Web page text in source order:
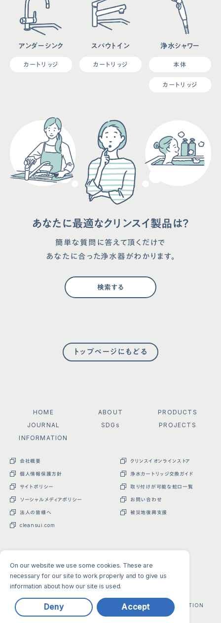
アンダーシンク
カートリッジ
スパウトイン
カートリッジ
浄水シャワー
本体
カートリッジ
あなたに最適なクリンスイ製品は？
簡単な質問に答えて頂くだけで
あなたに合った浄水器がわかります。
検索する
トップページにもどる
HOME ABOUT
PRODUCTS
JOURNAL
SDGs
PROJECTS
INFORMATION
会社概要
個人情報保護方針
サイトポリシー
ソーシャルメディアポリシー
法人の皆様へ
cleansui.com
クリンスイオンラインストア
浄水カートリッジ交換ガイド
取り付けが可能な蛇口一覧
お問い合わせ
被災地復興支援
Copyright(C) MITSUBISHI CHEMICAL CLEANSUI CORPORATION
All Rights Reserved.
On our website we use some cookies. These are
necessary for our site to work properly and to give us
information about how our site is used.
Deny Accept